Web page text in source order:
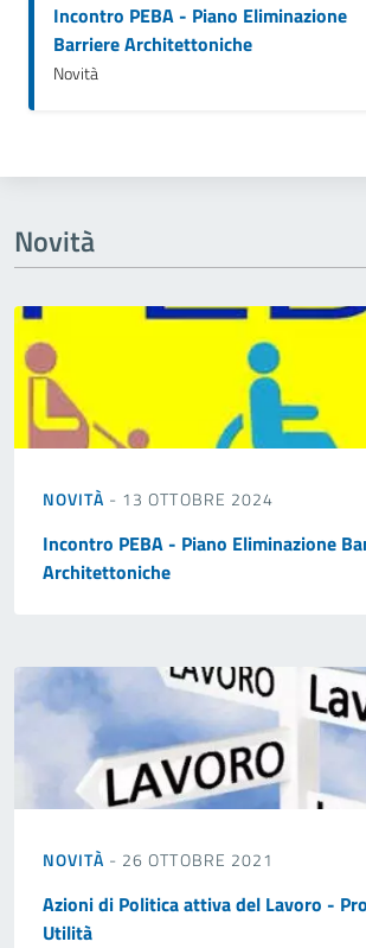
Incontro PEBA - Piano Eliminazione
Barriere Architettoniche
Novità
Novità
NOVITÀ - 13 OTTOBRE 2024
Incontro PEBA - Piano Eliminazione
Architettoniche
NOVITÀ - 26 OTTOBRE 2021
Azioni di Politica attiva del Lavoro -
Utilità